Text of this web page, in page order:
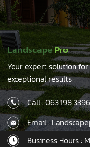
LandscapePro
Your expert solution
exceptional results
Call :063 198 3396
Email :
Business Hours :